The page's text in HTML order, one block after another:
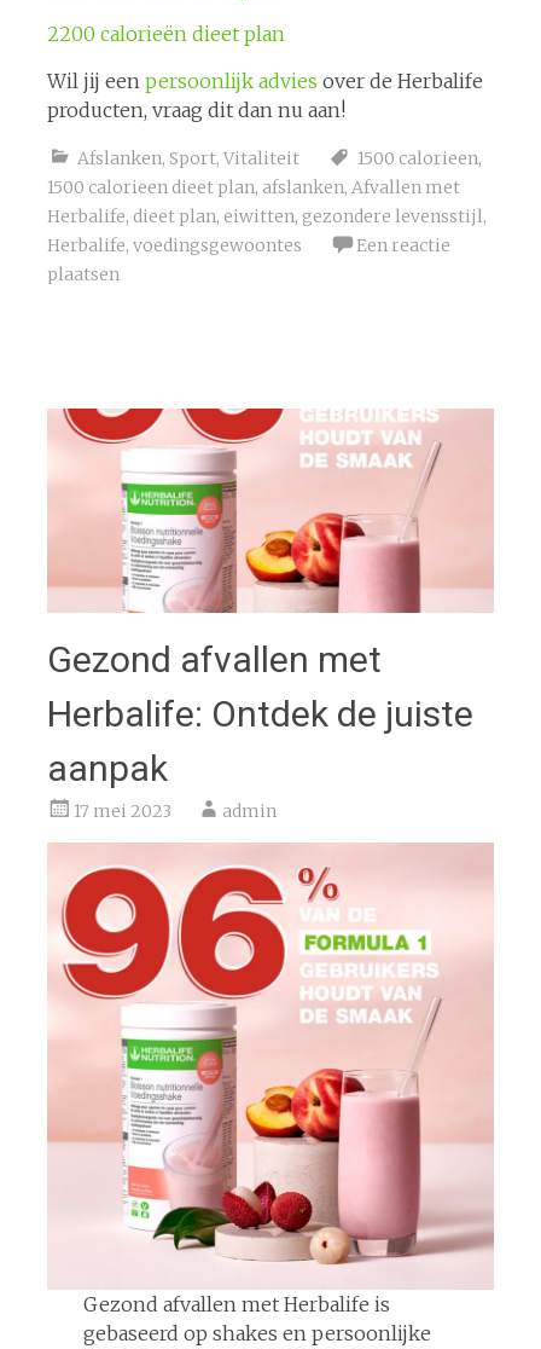
2200 calorieën dieet plan
Wil jij eenpersoonlijk advies over de Herbalife
producten, vraag dit dan nu aan!
Afslanken, Sport, Vitaliteit 1500 calorieen,
1500 calorieen dieet plan, afslanken, Afvallen met
Herbalife, dieet plan, eiwitten, gezondere levensstijl,
Herbalife, voedingsgewoontes
Een reactie
plaatsen
Gezond afvallen met
Herbalife: Ontdek de juiste
aanpak
17 mei 2023 admin
Gezond afvallen met Herbalife is
gebaseerd op shakes en persoonlijke